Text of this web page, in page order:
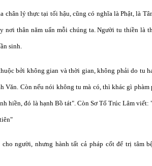
chân lý thực tại tối hậu, cũng có nghĩa là Phật, là
nơi thân năm uẩn mỗi chúng ta. Người tu thiền là
sinh.
bởi không gian và thời gian, không phải do tu
Văn. Còn nếu nói không tu mà có, thì khác gì
hiền, đó là hạnh Bồ tát". Còn Sơ Tổ Trúc Lâm
người, nhưng hành tất cả pháp cốt để trị tâm